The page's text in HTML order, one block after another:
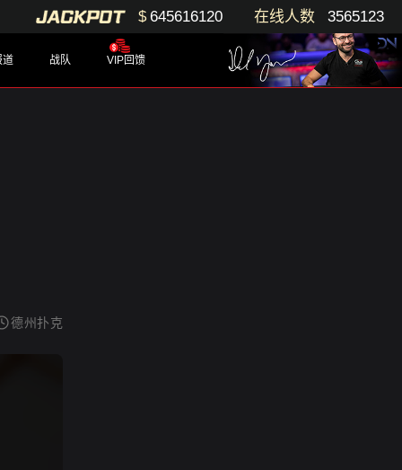
$ 645616120 在线人数 3565123
道 战队 VIP回馈
德州扑克